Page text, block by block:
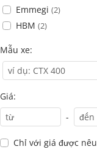
Emmegi (2)
HBM (2)
Mẫu xe:
Giá:
-
Chỉ với giá được nêu